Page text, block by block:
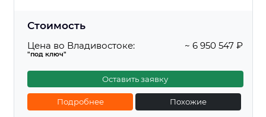
Стоимость
Цена во Владивостоке:
"под ключ"
~ 6 950 547 ₽
Оставить заявку
Подробнее Похожие